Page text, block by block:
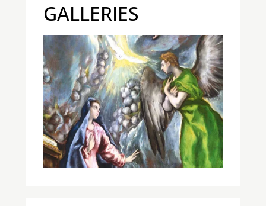
GALLERIES